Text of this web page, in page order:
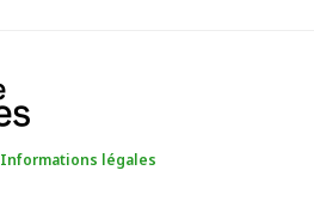
Informations légales